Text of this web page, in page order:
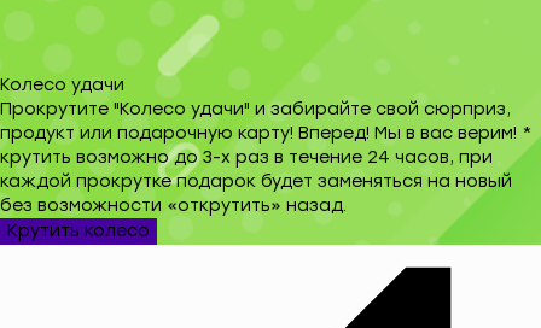
Колесо удачи
Прокрутите "Колесо удачи" и забирайте свой сюрприз,
продукт или подарочную карту! Вперед! Мы в вас верим! *
крутить возможно до 3-х раз в течение 24 часов, при
каждой прокрутке подарок будет заменяться на новый
без возможности «открутить» назад.
Крутить колесо